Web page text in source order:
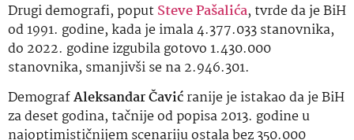
Drugi demografi, poputSteve Pašalića, tvrde da je BiH
od 1991. godine, kada je imala 4.377.033 stanovnika,
do 2022. godine izgubila gotovo 1.430.000
stanovnika, smanjivši se na 2.946.301.
DemografAleksandar Čavićranije je istakao da je BiH
za deset godina, tačnije od popisa 2013. godine u